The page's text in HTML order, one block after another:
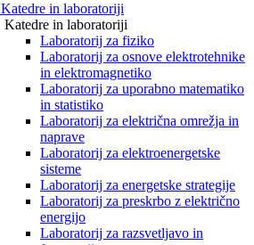
Katedre in laboratoriji
Katedre in laboratoriji
Laboratorij za fiziko
Laboratorij za osnove elektrotehnike
in elektromagnetiko
Laboratorij za uporabno matematiko
in statistiko
Laboratorij za električna omrežja in
naprave
Laboratorij za elektroenergetske
sisteme
Laboratorij za energetske strategije
Laboratorij za preskrbo z električno
energijo
Laboratorij za razsvetljavo in